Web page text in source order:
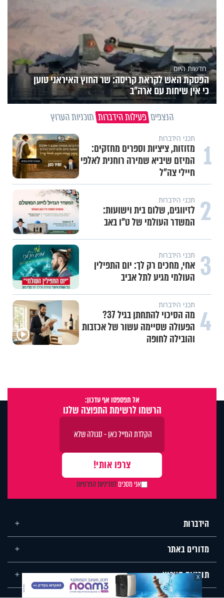
חדשות היום
הפסקת האש לקראת קריסה: שר החוץ האיראני טוען
כי אין שיחות עם ארה"ב
הנצפים פעילות הידברות תוכניות הערוץ
1 תכני הידברות
מזוזות, ציציות וספרים מחזקים:
המיזם שיביא שמירה רוחנית לאלפי
חיילי צה"ל
2 תכני הידברות
לזיווגים, שלום בית וישועות:
המשדר העולמי של ט"ו באב
3 תכני הידברות
אחי, מחכים רק לך: יום התפילין
העולמי מגיע לתל אביב
4 תכני הידברות
מה הסיכוי להתחתן בגיל 37?
הפעולה שסיימה עשור של אכזבות
והובילה לחופה
אל תפספסו אף עדכון:
הרשמו לרשימת התפוצה שלנו
אני מסכיםלמדיניות הפרטיות
הידברות
מדורים באתר
תוכניות הערוץ
X